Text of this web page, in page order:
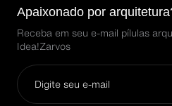
Apaixonado por
Receba em seu e-mail pílulas
Idea!Zarvos